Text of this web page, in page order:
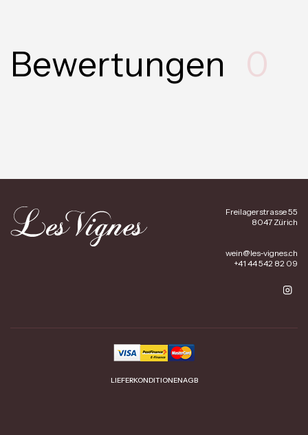
Bewertungen 0
Freilagerstrasse 55
8047 Zürich
wein@les-vignes.ch
+41 44 542 82 09
LIEFERKONDITIONENAGB